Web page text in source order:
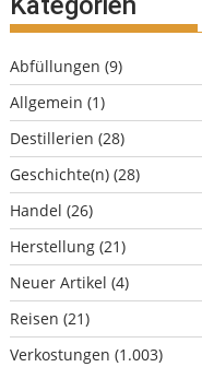
Abfüllungen (9)
Allgemein (1)
Destillerien (28)
Geschichte(n) (28)
Handel (26)
Herstellung (21)
Neuer Artikel (4)
Reisen (21)
Verkostungen (1.003)